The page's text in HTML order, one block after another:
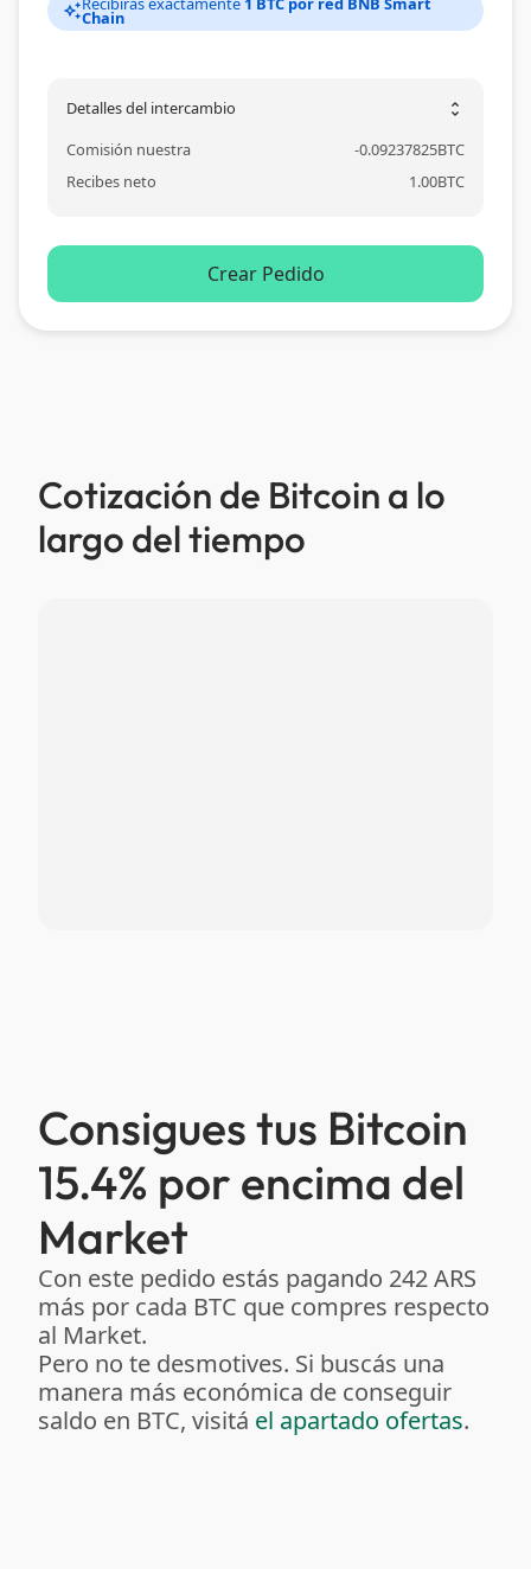
auto_awesomeChain
Detalles del intercambio unfold_more
Comisión nuestra -0.09237825BTC
Recibes neto
1.00BTC
Crear Pedido
Cotización de Bitcoin a lo
largo del tiempo
Consigues tus Bitcoin
15.4% por encima del
Market
Con este pedido estás pagando 242 ARS
más por cada BTC que compres respecto
al Market.
Pero no te desmotives. Si buscás una
manera más económica de conseguir
saldo en BTC, visitá el apartado ofertas.